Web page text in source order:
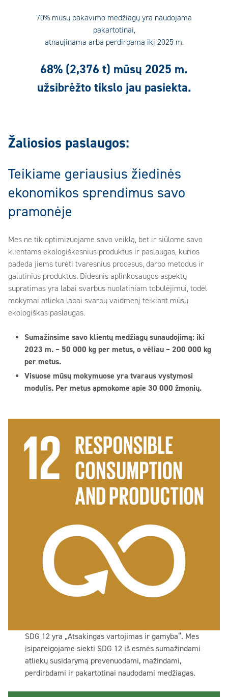
70% mūsų pakavimo medžiagų yra naudojama
pakartotinai,
atnaujinama arba perdirbama iki 2025 m.
68% (2,376 t) mūsų 2025 m.
užsibrėžto tikslo jau pasiekta.
Žaliosios paslaugos:
Teikiame geriausius žiedinės
ekonomikos sprendimus savo
pramonėje
Mes ne tik optimizuojame savo veiklą, bet ir siūlome savo
klientams ekologiškesnius produktus ir paslaugas, kurios
padeda jiems turėti tvaresnius procesus, darbo metodus ir
galutinius produktus. Didesnis aplinkosaugos aspektų
supratimas yra labai svarbus nuolatiniam tobulėjimui, todėl
mokymai atlieka labai svarbų vaidmenį teikiant mūsų
ekologiškas paslaugas.
Sumažinsime savo klientų medžiagų sunaudojimą: iki
2023 m. – 50 000 kg per metus, o vėliau – 200 000 kg
per metus.
Visuose mūsų mokymuose yra tvaraus vystymosi
modulis. Per metus apmokome apie 30 000 žmonių.
SDG 12 yra „Atsakingas vartojimas ir gamyba“. Mes
įsipareigojame siekti SDG 12 iš esmės sumažindami
atliekų susidarymą prevenuodami, mažindami,
perdirbdami ir pakartotinai naudodami medžiagas.